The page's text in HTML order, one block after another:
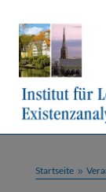
Startseite 9